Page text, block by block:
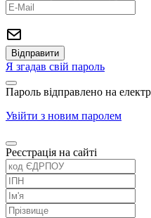
Я згадав свій пароль
Пароль відправлено на
Увійти з новим паролем
Реєстрація на сайті